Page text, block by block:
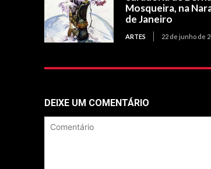
Mosqueira, na
de Janeiro
ARTES 22 de junho de
DEIXE UM COMENTÁRIO